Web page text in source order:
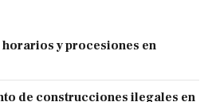
horarios y procesiones en
de construcciones ilegales en